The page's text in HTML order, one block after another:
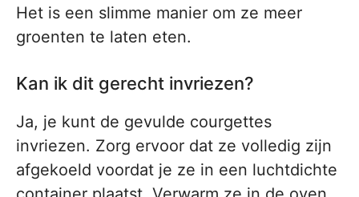
Het is een slimme manier om ze meer
groenten te laten eten.
Kan ik dit gerecht invriezen?
Ja, je kunt de gevulde courgettes
invriezen. Zorg ervoor dat ze volledig zijn
afgekoeld voordat je ze in een luchtdichte